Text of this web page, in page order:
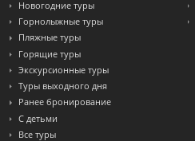
Новогодние туры
Горнолыжные туры
Пляжные туры
Горящие туры
Экскурсионные туры
Туры выходного дня
Ранее бронирование
С детьми
Все туры